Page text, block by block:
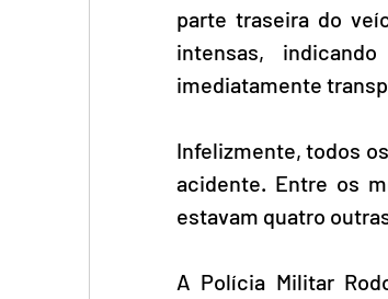
parte traseira do
intensas,
imediatamente
Infelizmente, todos
acidente. Entre os
estavam quatro
A Polícia Militar